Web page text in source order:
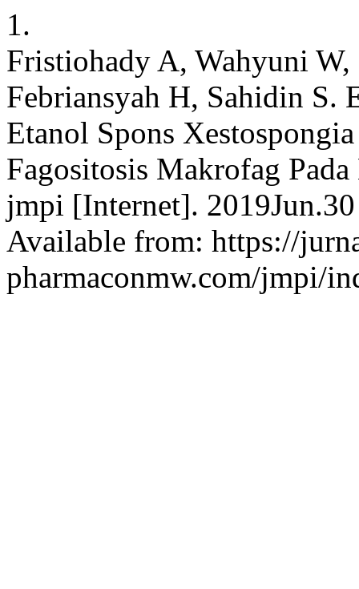
1.
Fristiohady A, Wahyuni
Febriansyah H, Sahidin S.
Etanol Spons
Fagositosis Makrofag
jmpi [Internet].
Available from: https://
pharmaconmw.com/jmpi/